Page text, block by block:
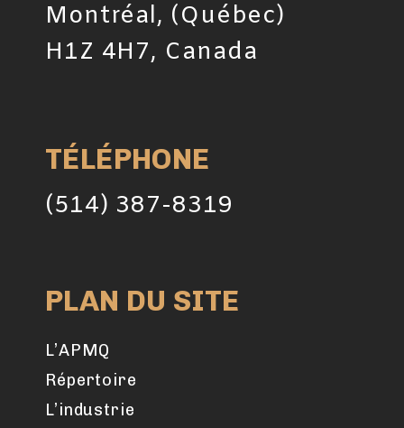
Montréal, (Québec)
H1Z 4H7, Canada
TÉLÉPHONE
(514) 387-8319
PLAN DU SITE
L’APMQ
Répertoire
L’industrie